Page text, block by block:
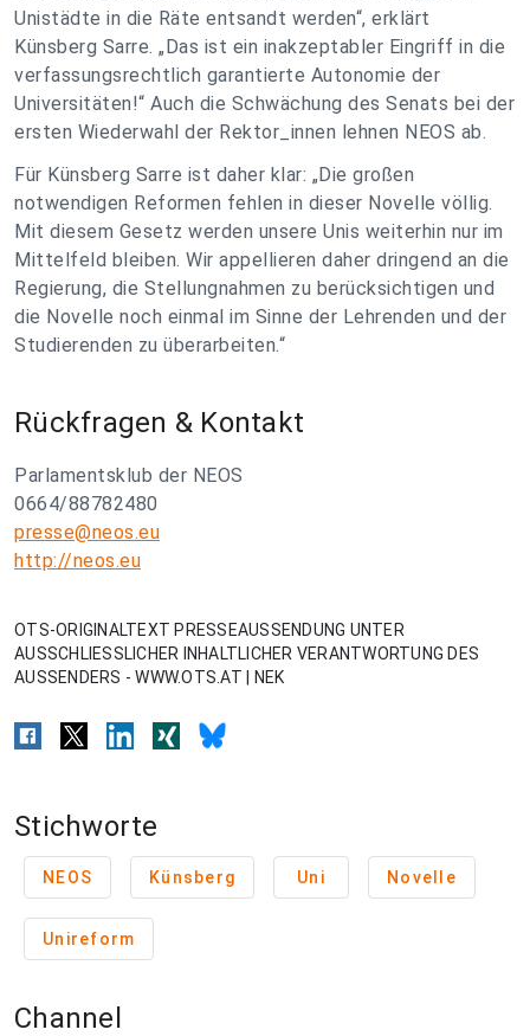
Unistädte in die Räte entsandt werden“, erklärt
Künsberg Sarre. „Das ist ein inakzeptabler Eingriff in die
verfassungsrechtlich garantierte Autonomie der
Universitäten!“ Auch die Schwächung des Senats bei der
ersten Wiederwahl der Rektor_innen lehnen NEOS ab.
Für Künsberg Sarre ist daher klar: „Die großen
notwendigen Reformen fehlen in dieser Novelle völlig.
Mit diesem Gesetz werden unsere Unis weiterhin nur im
Mittelfeld bleiben. Wir appellieren daher dringend an die
Regierung, die Stellungnahmen zu berücksichtigen und
die Novelle noch einmal im Sinne der Lehrenden und der
Studierenden zu überarbeiten.“
Rückfragen & Kontakt
Parlamentsklub der NEOS
0664/88782480
presse@neos.eu
http://neos.eu
OTS-ORIGINALTEXT PRESSEAUSSENDUNG UNTER
AUSSCHLIESSLICHER INHALTLICHER VERANTWORTUNG DES
AUSSENDERS - WWW.OTS.AT | NEK
Stichworte
NEOS Künsberg Uni Novelle
Unireform
Channel